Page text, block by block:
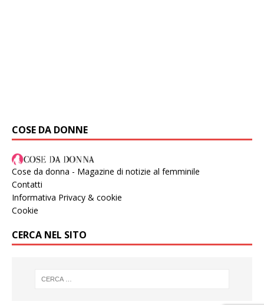
COSE DA DONNE
Cose da donna - Magazine di notizie al femminile
Contatti
Informativa Privacy & cookie
Cookie
CERCA NEL SITO